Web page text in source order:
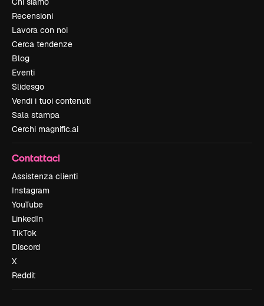
Recensioni
Lavora con noi
Cerca tendenze
Blog
Eventi
Slidesgo
Vendi i tuoi contenuti
Sala stampa
Cerchi magnific.ai
Contattaci
Assistenza clienti
Instagram
YouTube
LinkedIn
TikTok
Discord
X
Reddit